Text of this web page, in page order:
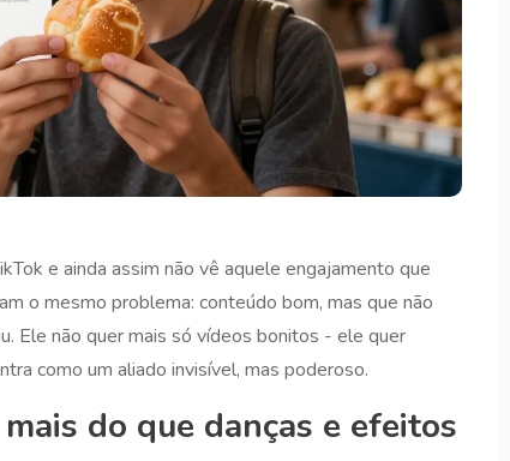
e ainda assim não vê aquele engajamento que
o mesmo problema: conteúdo bom, mas que não
Ele não quer mais só vídeos bonitos - ele quer
como um aliado invisível, mas poderoso.
do que danças e efeitos